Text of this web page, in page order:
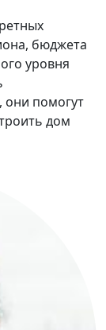
бюджета
уровня
они помогут
дом